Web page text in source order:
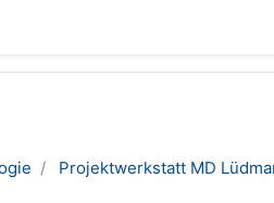
Projektwerkstatt MD